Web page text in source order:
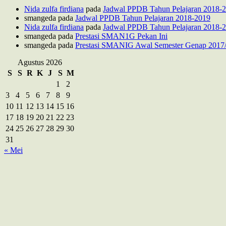
Nida zulfa firdiana pada Jadwal PPDB Tahun Pelajaran 2018-
smangeda pada Jadwal PPDB Tahun Pelajaran 2018-2019
Nida zulfa firdiana pada Jadwal PPDB Tahun Pelajaran 2018-
smangeda pada Prestasi SMAN1G Pekan Ini
smangeda pada Prestasi SMANIG Awal Semester Genap
Agustus 2026
S
S R K J S M
1
2
3
4 5 6 7 8
9
10 11 12 13 14 15 16
17 18 19 20 21 22 23
24 25 26 27 28 29 30
31
« Mei